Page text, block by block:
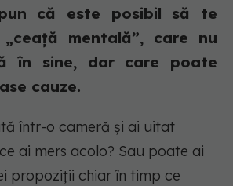
că este posibil să te
mentală”, care nu
în sine, dar care poate
cauze.
într-o cameră și ai uitat
ai mers acolo? Sau poate ai
propoziții chiar în timp ce